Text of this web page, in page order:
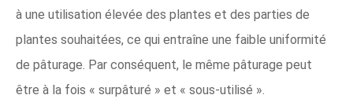
à une utilisation élevée des plantes et des parties de
plantes souhaitées, ce qui entraîne une faible uniformité
de pâturage. Par conséquent, le même pâturage peut
être à la fois « surpâturé » et « sous-utilisé ».